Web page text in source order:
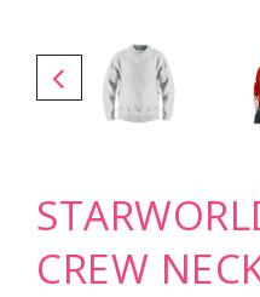
CREW